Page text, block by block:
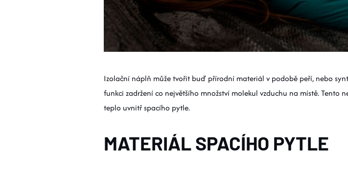
Izolační náplň může tvořit buď přírodní materiál v podobě peří, nebo
funkci zadržení co největšího množství molekul vzduchu na místě. Tento
teplo uvnitř spacího pytle.
MATERIÁL SPACÍHO PYTLE